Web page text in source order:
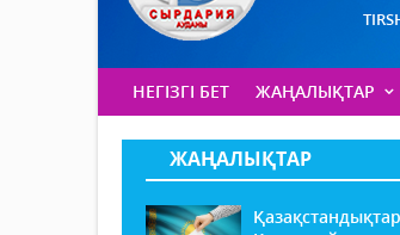
НЕГІЗГІ БЕТ ЖАҢАЛЫҚТАР
ЖАҢАЛЫҚТАР
Қазақстандықтар